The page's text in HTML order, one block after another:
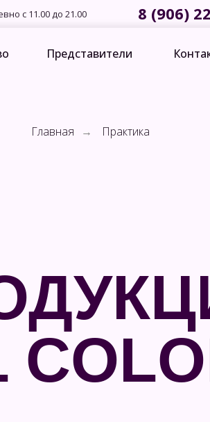
Представители
8 (906)
с 11.00 до 21.00
Главная → Практика